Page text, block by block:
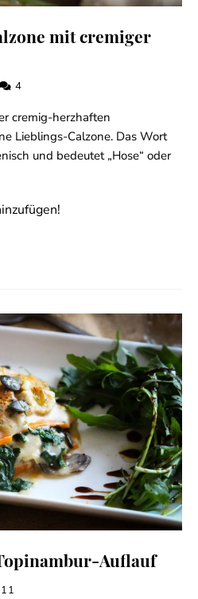
mit cremiger
4
cremig-herzhaften
Lieblings-Calzone. Das Wort
und bedeutet „Hose“ oder
Auflauf
11